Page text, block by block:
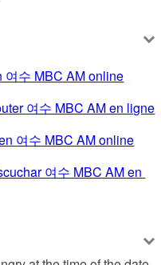
여수 MBC AM online
여수 MBC AM en ligne
여수 MBC AM online
여수 MBC AM en